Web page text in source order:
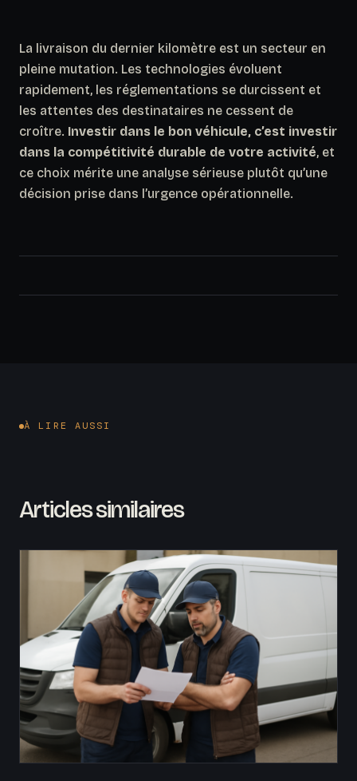
La livraison du dernier kilomètre est un secteur en
pleine mutation. Les technologies évoluent
rapidement, les réglementations se durcissent et
les attentes des destinataires ne cessent de
croître. Investir dans le bon véhicule, c’est investir
dans la compétitivité durable de votre activité, et
ce choix mérite une analyse sérieuse plutôt qu’une
décision prise dans l’urgence opérationnelle.
À LIRE AUSSI
Articles similaires